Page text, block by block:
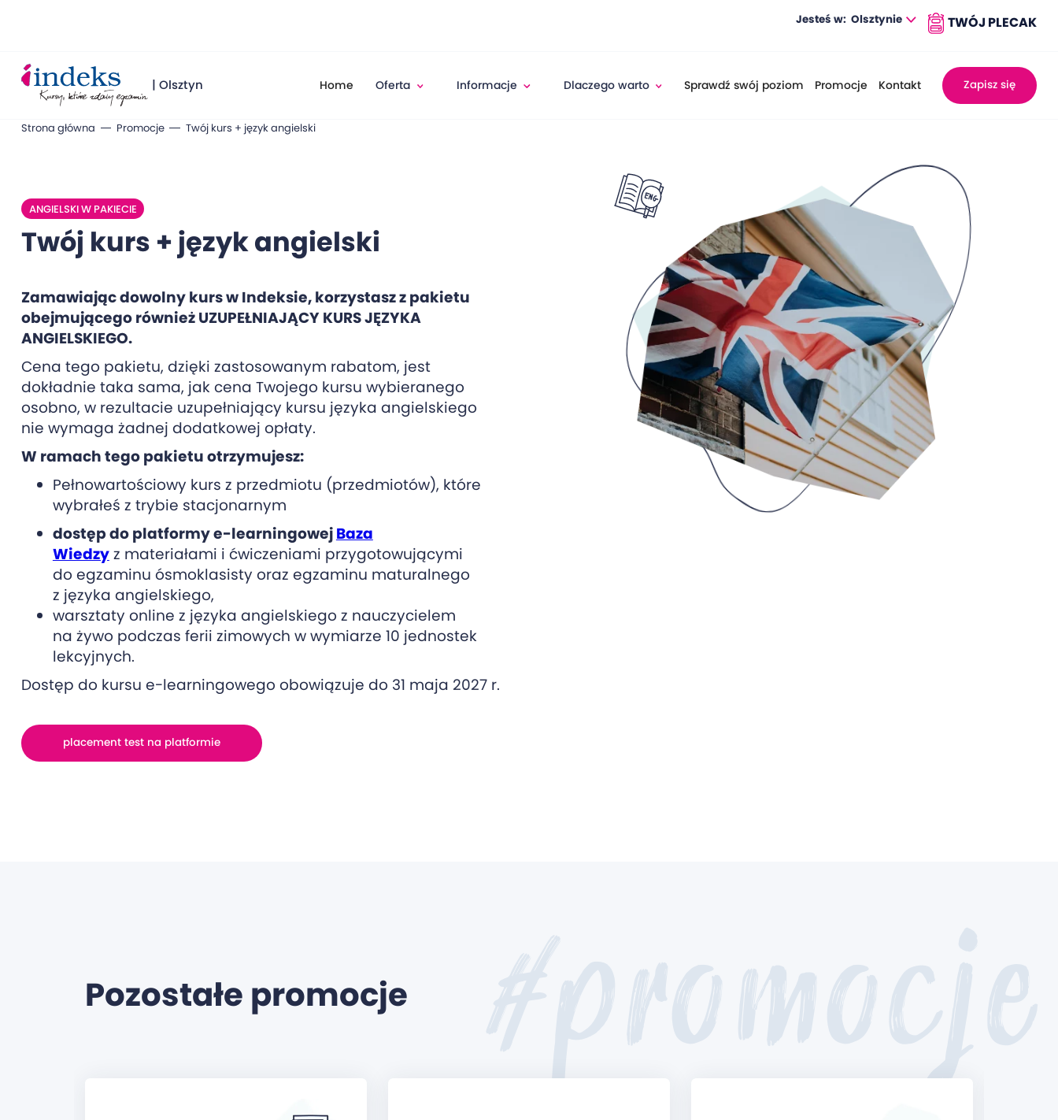
Jesteś w: Olsztynie
| Olsztyn Home Oferta Informacje Dlaczego warto Sprawdź swój poziom Promocje Kontakt Zapisz się
Strona główna Promocje Twój kurs + język angielski
ANGIELSKI W PAKIECIE
Twój kurs + język angielski
Zamawiając dowolny kurs w Indeksie, korzystasz z pakietu
obejmującego również UZUPEŁNIAJĄCY KURS JĘZYKA
ANGIELSKIEGO.
Cena tego pakietu, dzięki zastosowanym rabatom, jest
dokładnie taka sama, jak cena Twojego kursu wybieranego
osobno, w rezultacie uzupełniający kursu języka angielskiego
nie wymaga żadnej dodatkowej opłaty.
W ramach tego pakietu otrzymujesz:
Pełnowartościowy kurs z przedmiotu (przedmiotów), które
wybrałeś z trybie stacjonarnym
dostęp do platformy e-learningowejBaza
Wiedzyz materiałami i ćwiczeniami przygotowującymi
do egzaminu ósmoklasisty oraz egzaminu maturalnego
z języka angielskiego,
warsztaty online z języka angielskiego z nauczycielem
na żywo podczas ferii zimowych w wymiarze 10 jednostek
lekcyjnych.
Dostęp do kursu e-learningowego obowiązuje do 31 maja 2027 r.
placement test na platformie
Pozostałe promocje #promocje